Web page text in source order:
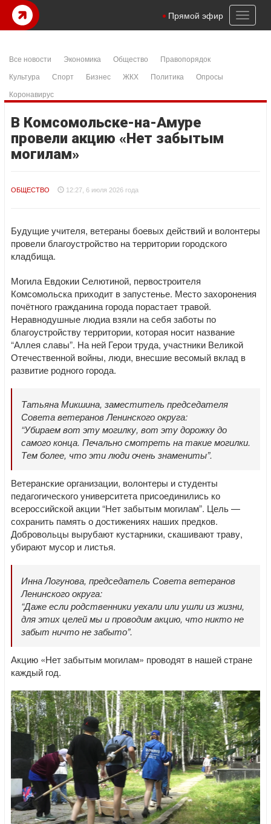
Toggle
Прямой эфир
Все новости Экономика Общество
Правопорядок
Культура
Спорт Бизнес ЖКХ Политика
Опросы
Коронавирус
В Комсомольске-на-Амуре
провели акцию «Нет забытым
могилам»
ОБЩЕСТВО 12:27, 6 июля 2026 года
Будущие учителя, ветераны боевых действий и волонтеры
провели благоустройство на территории городского
кладбища.
Могила Евдокии Селютиной, первостроителя
Комсомольска приходит в запустенье. Место захоронения
почётного гражданина города порастает травой.
Неравнодушные людиа взяли на себя заботы по
благоустройству территории, которая носит название
“Аллея славы”. На ней Герои труда, участники Великой
Отечественной войны, люди, внесшие весомый вклад в
развитие родного города.
Татьяна Микшина, заместитель председателя
Совета ветеранов Ленинского округа:
“Убираем вот эту могилку, вот эту дорожку до
самого конца. Печально смотреть на такие могилки.
Тем более, что эти люди очень знамениты”.
Ветеранские организации, волонтеры и студенты
педагогического университета присоединились ко
всероссийской акции “Нет забытым могилам”. Цель —
сохранить память о достижениях наших предков.
Добровольцы вырубают кустарники, скашивают траву,
убирают мусор и листья.
Инна Логунова, председатель Совета ветеранов
Ленинского округа:
“Даже если родственники уехали или ушли из жизни,
для этих целей мы и проводим акцию, что никто не
забыт ничто не забыто”.
Акцию «Нет забытым могилам» проводят в нашей стране
каждый год.